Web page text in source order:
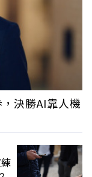
決勝AI靠人機